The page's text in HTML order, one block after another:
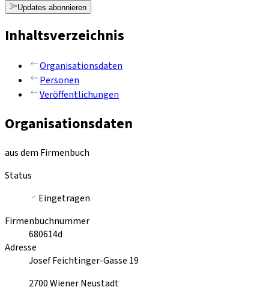
Updates abonnieren
Inhaltsverzeichnis
Organisationsdaten
Personen
Veröffentlichungen
Organisationsdaten
aus dem Firmenbuch
Status
Eingetragen
Firmenbuchnummer
680614d
Adresse
Josef Feichtinger-Gasse 19
2700Wiener Neustadt